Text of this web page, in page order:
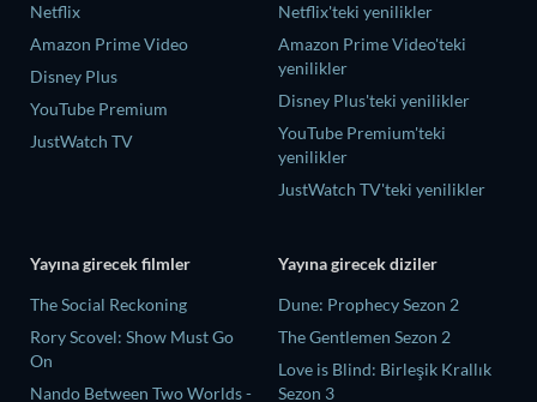
Netflix
Amazon Prime Video
Disney Plus
YouTube Premium
JustWatch TV
Netflix'teki yenilikler
Amazon Prime Video'teki
yenilikler
Disney Plus'teki yenilikler
YouTube Premium'teki
yenilikler
JustWatch TV'teki yenilikler
Yayına girecek filmler
The Social Reckoning
Rory Scovel: Show Must Go
On
Nando Between Two Worlds -
Yayına girecek diziler
Dune: Prophecy Sezon 2
The Gentlemen Sezon 2
Love is Blind: Birleşik Krallık
Sezon 3